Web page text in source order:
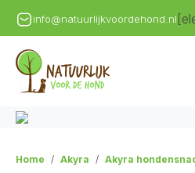
info@natuurlijkvoordehond.nl
Home Akyra
Akyra